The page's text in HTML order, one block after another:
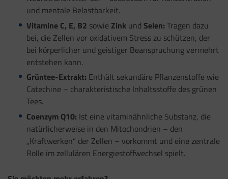
und mentale Belastbarkeit.
Vitamine C, E, B2 sowie Zink und Selen: Tragen dazu
bei, die Zellen vor oxidativem Stress zu schützen, der
bei körperlicher und geistiger Beanspruchung vermehrt
entstehen kann.
Grüntee-Extrakt: Enthält sekundäre Pflanzenstoffe wie
Catechine – charakteristische Inhaltsstoffe des grünen
Tees.
Coenzym Q10: Ist eine vitaminähnliche Substanz, die
natürlicherweise in den Mitochondrien – den
„Kraftwerken“ der Zellen – vorkommt und eine zentrale
Rolle im zellulären Energiestoffwechsel spielt.